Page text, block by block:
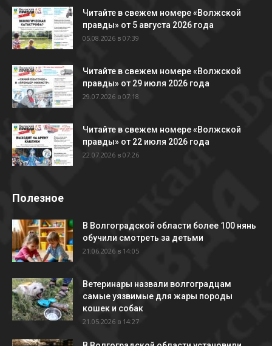
Читайте в свежем номере «Волжской
правды» от 5 августа 2026 года
05.08.2026 в 07:39
Читайте в свежем номере «Волжской
правды» от 29 июля 2026 года
29.07.2026 в 07:18
Читайте в свежем номере «Волжской
правды» от 22 июля 2026 года
22.07.2026 в 07:26
Полезное
В Волгоградской области более 100 нянь
обучили смотреть за детьми
21.06.2026 в 14:05
Ветеринары назвали волгоградцам
самые уязвимые для жары породы
кошек и собак
21.05.2026 в 14:27